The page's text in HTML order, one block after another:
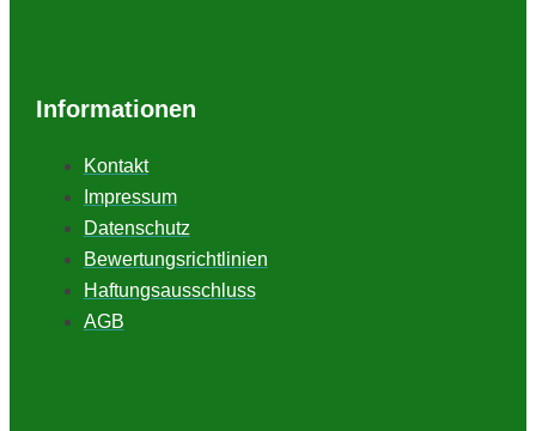
Informationen
Kontakt
Impressum
Datenschutz
Bewertungsrichtlinien
Haftungsausschluss
AGB